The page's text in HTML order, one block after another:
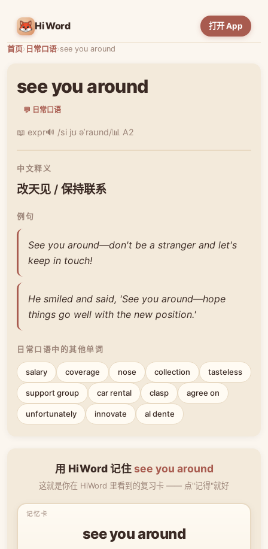
HiWord 打开 App
首页› 日常口语›see you around
see you around
💬 日常口语
📖 expr🔊 /si jʊ əˈraʊnd/📊 A2
中文释义
改天见 / 保持联系
例句
See you around—don't be a stranger and let's
keep in touch!
He smiled and said, 'See you around—hope
things go well with the new position.'
日常口语中的其他单词
salary coverage nose collection tasteless
support group car rental clasp agree on
unfortunately innovate al dente
用 HiWord 记住see you around
这就是你在 HiWord 里看到的复习卡 —— 点"记得"就好
see you around